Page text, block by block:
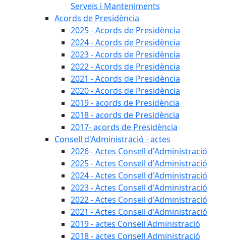
Serveis i Manteniments
Acords de Presidència
2025 - Acords de Presidència
2024 - Acords de Presidència
2023 - Acords de Presidència
2022 - Acords de Presidència
2021 - Acords de Presidència
2020 - Acords de Presidència
2019 - acords de Presidència
2018 - acords de Presidència
2017- acords de Presidència
Consell d'Administració - actes
2026 - Actes Consell d'Administració
2025 - Actes Consell d'Administració
2024 - Actes Consell d'Administració
2023 - Actes Consell d'Administració
2022 - Actes Consell d'Administració
2021 - Actes Consell d'Administració
2019 - actes Consell Administració
2018 - actes Consell Administració